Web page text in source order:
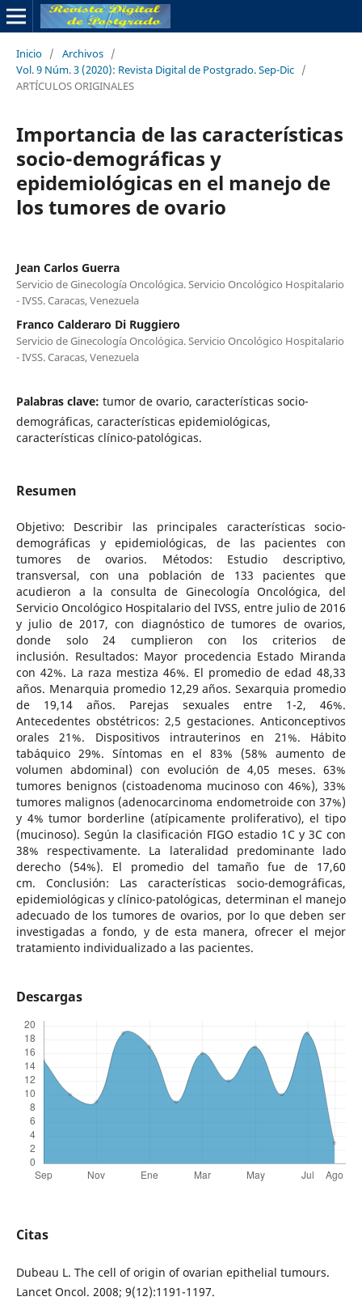
Inicio / Archivos /
Vol. 9 Núm. 3 (2020): Revista Digital de Postgrado. Sep-Dic /
ARTÍCULOS ORIGINALES
Importancia de las características
socio-demográficas y
epidemiológicas en el manejo de
los tumores de ovario
Jean Carlos Guerra
Servicio de Ginecología Oncológica. Servicio Oncológico Hospitalario
- IVSS. Caracas, Venezuela
Franco Calderaro Di Ruggiero
Servicio de Ginecología Oncológica. Servicio Oncológico Hospitalario
- IVSS. Caracas, Venezuela
Palabras clave: tumor de ovario, características socio-
demográficas, características epidemiológicas,
características clínico-patológicas.
Resumen
Objetivo: Describir las principales características socio-
demográficas y epidemiológicas, de las pacientes con
tumores de ovarios. Métodos: Estudio descriptivo,
transversal, con una población de 133 pacientes que
acudieron a la consulta de Ginecología Oncológica, del
Servicio Oncológico Hospitalario del IVSS, entre julio de 2016
y julio de 2017, con diagnóstico de tumores de ovarios,
donde solo 24 cumplieron con los criterios de
inclusión. Resultados: Mayor procedencia Estado Miranda
con 42%. La raza mestiza 46%. El promedio de edad 48,33
años. Menarquia promedio 12,29 años. Sexarquia promedio
de 19,14 años. Parejas sexuales entre 1-2, 46%.
Antecedentes obstétricos: 2,5 gestaciones. Anticonceptivos
orales 21%. Dispositivos intrauterinos en 21%. Hábito
tabáquico 29%. Síntomas en el 83% (58% aumento de
volumen abdominal) con evolución de 4,05 meses. 63%
tumores benignos (cistoadenoma mucinoso con 46%), 33%
tumores malignos (adenocarcinoma endometroide con 37%)
y 4% tumor borderline (atípicamente proliferativo), el tipo
(mucinoso). Según la clasificación FIGO estadio 1C y 3C con
38% respectivamente. La lateralidad predominante lado
derecho (54%). El promedio del tamaño fue de 17,60
cm. Conclusión: Las características socio-demográficas,
epidemiológicas y clínico-patológicas, determinan el manejo
adecuado de los tumores de ovarios, por lo que deben ser
investigadas a fondo, y de esta manera, ofrecer el mejor
tratamiento individualizado a las pacientes.
Descargas
Citas
Dubeau L. The cell of origin of ovarian epithelial tumours.
Lancet Oncol. 2008; 9(12):1191-1197.